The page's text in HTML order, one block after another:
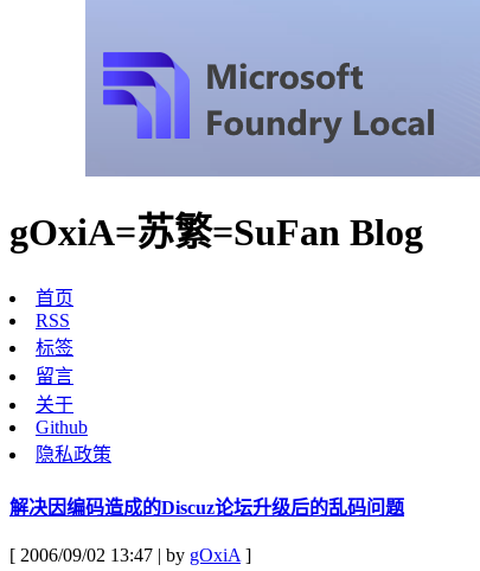
gOxiA=苏繁=SuFan Blog
首页
RSS
标签
留言
关于
Github
隐私政策
解决因编码造成的Discuz论坛升级后的乱码问题
[ 2006/09/02 13:47 | by gOxiA]